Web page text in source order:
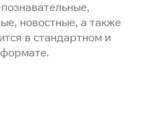
новостные, а также
в стандартном и